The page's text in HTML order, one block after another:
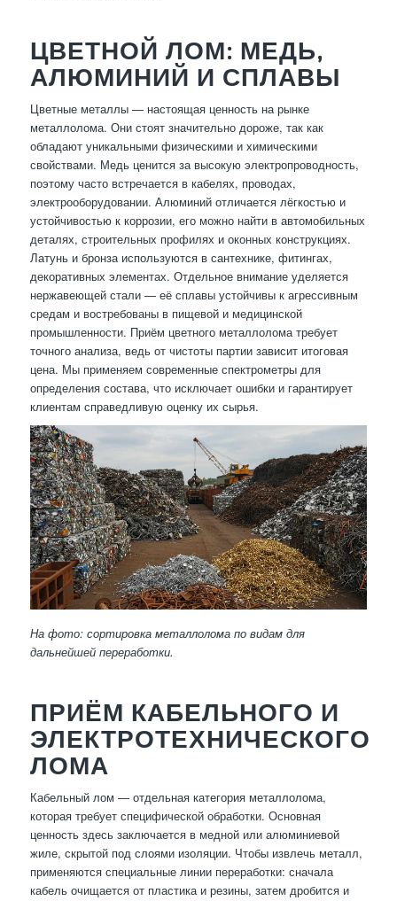
ЦВЕТНОЙ ЛОМ: МЕДЬ,
АЛЮМИНИЙ И СПЛАВЫ
Цветные металлы — настоящая ценность на рынке
металлолома. Они стоят значительно дороже, так как
обладают уникальными физическими и химическими
свойствами. Медь ценится за высокую электропроводность,
поэтому часто встречается в кабелях, проводах,
электрооборудовании. Алюминий отличается лёгкостью и
устойчивостью к коррозии, его можно найти в автомобильных
деталях, строительных профилях и оконных конструкциях.
Латунь и бронза используются в сантехнике, фитингах,
декоративных элементах. Отдельное внимание уделяется
нержавеющей стали — её сплавы устойчивы к агрессивным
средам и востребованы в пищевой и медицинской
промышленности. Приём цветного металлолома требует
точного анализа, ведь от чистоты партии зависит итоговая
цена. Мы применяем современные спектрометры для
определения состава, что исключает ошибки и гарантирует
клиентам справедливую оценку их сырья.
На фото: сортировка металлолома по видам для
дальнейшей переработки.
ПРИЁМ КАБЕЛЬНОГО И
ЭЛЕКТРОТЕХНИЧЕСКОГО
ЛОМА
Кабельный лом — отдельная категория металлолома,
которая требует специфической обработки. Основная
ценность здесь заключается в медной или алюминиевой
жиле, скрытой под слоями изоляции. Чтобы извлечь металл,
применяются специальные линии переработки: сначала
кабель очищается от пластика и резины, затем дробится и